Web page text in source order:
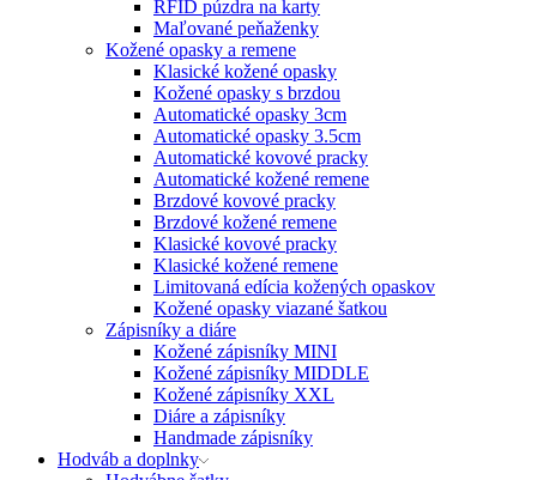
RFID púzdra na karty
Maľované peňaženky
Kožené opasky a remene
Klasické kožené opasky
Kožené opasky s brzdou
Automatické opasky 3cm
Automatické opasky 3.5cm
Automatické kovové pracky
Automatické kožené remene
Brzdové kovové pracky
Brzdové kožené remene
Klasické kovové pracky
Klasické kožené remene
Limitovaná edícia kožených opaskov
Kožené opasky viazané šatkou
Zápisníky a diáre
Kožené zápisníky MINI
Kožené zápisníky MIDDLE
Kožené zápisníky XXL
Diáre a zápisníky
Handmade zápisníky
Hodváb a doplnky